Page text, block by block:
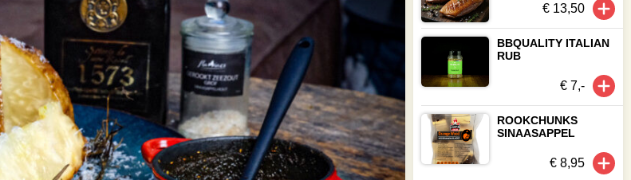
€ 13,50
BBQUALITY ITALIAN
RUB
€ 7,-
ROOKCHUNKS
SINAASAPPEL
€ 8,95